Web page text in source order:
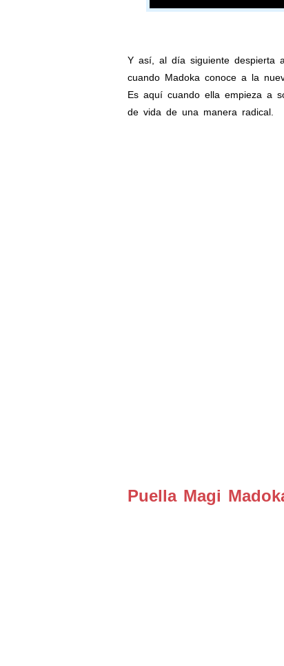
Y así, al día siguiente despierta
cuando Madoka conoce a la
Es aquí cuando ella empieza a
de vida de una manera radical.
Puella Magi